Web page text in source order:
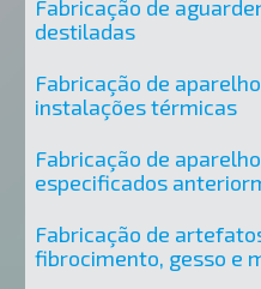
Fabricação de
destiladas
Fabricação de
instalações térmicas
Fabricação de
especificados
Fabricação de
fibrocimento, gesso e